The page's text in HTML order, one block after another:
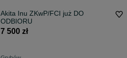
Akita Inu ZKwP/FCI już DO
ODBIORU
7 500 zł